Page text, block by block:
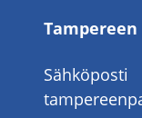
Sähköposti